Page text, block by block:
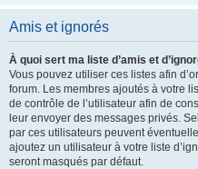
Amis et ignorés
À quoi sert ma liste d’amis et
Vous pouvez utiliser ces listes afin
forum. Les membres ajoutés à votre
de contrôle de l’utilisateur afin de
leur envoyer des messages privés.
par ces utilisateurs peuvent
ajoutez un utilisateur à votre liste
seront masqués par défaut.